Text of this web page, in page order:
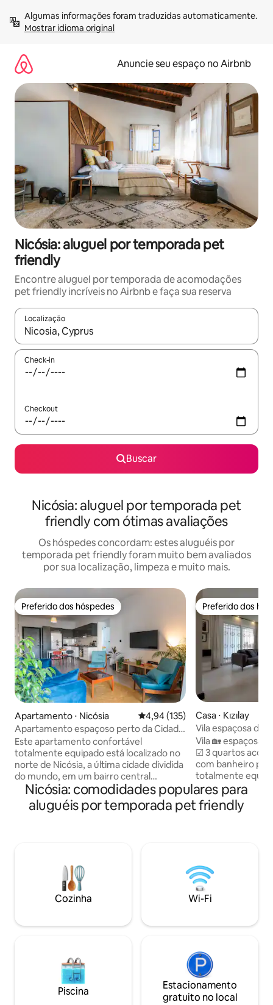
para
Mostrar idioma original
Anuncie seu espaço no Airbnb
Nicósia: aluguel por temporada pet
friendly
Encontre aluguel por temporada de acomodações
pet friendly incríveis no Airbnb e faça sua reserva
Localização
Quando os resultados estiverem disponíveis, explore-os
Check-in
Checkout
Buscar
Nicósia: aluguel por temporada pet
friendly com ótimas avaliações
Os hóspedes concordam: estes aluguéis por
temporada pet friendly foram muito bem avaliados
por sua localização, limpeza e muito mais.
Preferido dos hóspedes
Preferido dos hóspedes
Apartamento ⋅ Nicósia 4,94 de uma avaliação média de
4,94 (135)
Apartamento espaçoso perto da Cidade
Velha no coração de Nicósia
Este apartamento confortável
totalmente equipado está localizado no
norte de Nicósia, a última cidade dividida
do mundo, em um bairro central
tranquilo e em um prédio de
apartamentos com elevador e
estacionamento. Está em uma
da fronteira, fica a apenas 5 minutos do
Terminal de Nicósia, onde você pode
viajar para outras cidades. Observação:
os hóspedes que chegam do sul do
nos pontos de passagem.
Preferido dos
Preferido dos
Casa ⋅ Kızılay
Vila espaçosa de
Nicósia Central
Vila 🏡 espaçosa
☑ 3 quartos
com banheiro
totalmente
iluminada ☑
estacionamento
poucos passos de
e confortável 2. Localização📍 central
privilegiada perto
Jardim🌿
4. Interiores✨
Nicósia: comodidades populares para
aluguéis por temporada pet friendly
Cozinha Wi-Fi
Piscina
Estacionamento
gratuito no local